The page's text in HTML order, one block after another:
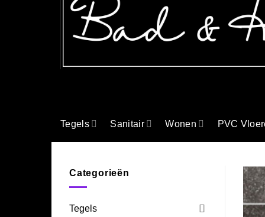
Tegels Sanitair Wonen PVC
Categorieën
Tegels